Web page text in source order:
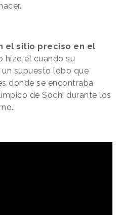
el sitio preciso en el
hizo él cuando su
supuesto lobo que
donde se encontraba
de Sochi durante los